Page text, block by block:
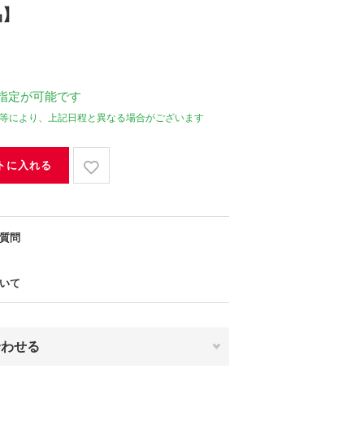
定が可能です
により、上記日程と異なる場合がございます
に入れる
問
て
せる